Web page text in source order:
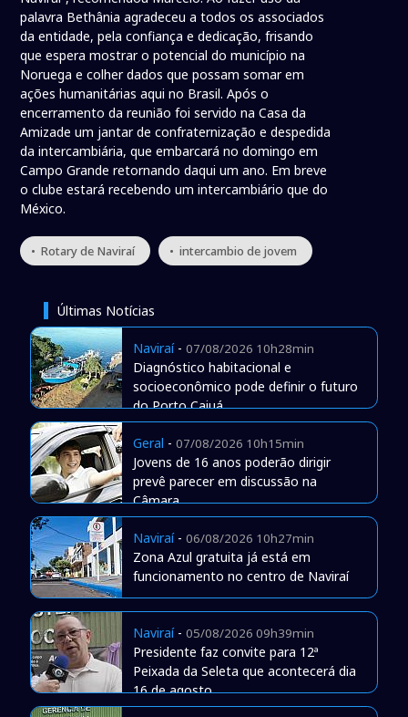
palavra Bethânia agradeceu a todos os associados
da entidade, pela confiança e dedicação, frisando
que espera mostrar o potencial do município na
Noruega e colher dados que possam somar em
ações humanitárias aqui no Brasil. Após o
encerramento da reunião foi servido na Casa da
Amizade um jantar de confraternização e despedida
da intercambiária, que embarcará no domingo em
Campo Grande retornando daqui um ano. Em breve
o clube estará recebendo um intercambiário que do
México.
• Rotary de Naviraí • intercambio de jovem
Últimas Notícias
Naviraí- 07/08/2026 10h28min
Diagnóstico habitacional e
socioeconômico pode definir o futuro
do Porto Caiuá
Geral - 07/08/2026 10h15min
Jovens de 16 anos poderão dirigir
prevê parecer em discussão na
Câmara
Naviraí- 06/08/2026 10h27min
Zona Azul gratuita já está em
funcionamento no centro de Naviraí
Naviraí- 05/08/2026 09h39min
Presidente faz convite para 12ª
Peixada da Seleta que acontecerá dia
16 de agosto